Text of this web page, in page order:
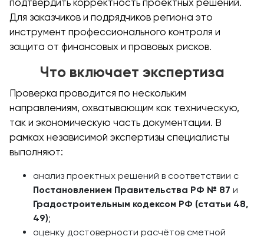
подтвердить корректность проектных решений.
Для заказчиков и подрядчиков региона это
инструмент профессионального контроля и
защита от финансовых и правовых рисков.
Что включает экспертиза
Проверка проводится по нескольким
направлениям, охватывающим как техническую,
так и экономическую часть документации. В
рамках независимой экспертизы специалисты
выполняют:
анализ проектных решений в соответствии с
Постановлением Правительства РФ № 87 и
Градостроительным кодексом РФ (статьи 48,
49);
оценку достоверности расчётов сметной